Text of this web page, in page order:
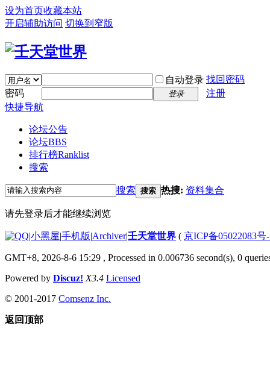
设为首页收藏本站
开启辅助访问 切换到窄版
自动登录 找回密码
密码
登录
注册
快捷导航
论坛公告
论坛BBS
排行榜Ranklist
搜索
搜索 搜索 热搜: 资料集合
请先登录后才能继续浏览
|小黑屋|手机版|Archiver|壬天堂世界 ( 京ICP备05022083号
GMT+8, 2026-8-6 15:29 , Processed in 0.006736 second(s), 0
Powered by Discuz! X3.4 Licensed
© 2001-2017 Comsenz Inc.
返回顶部